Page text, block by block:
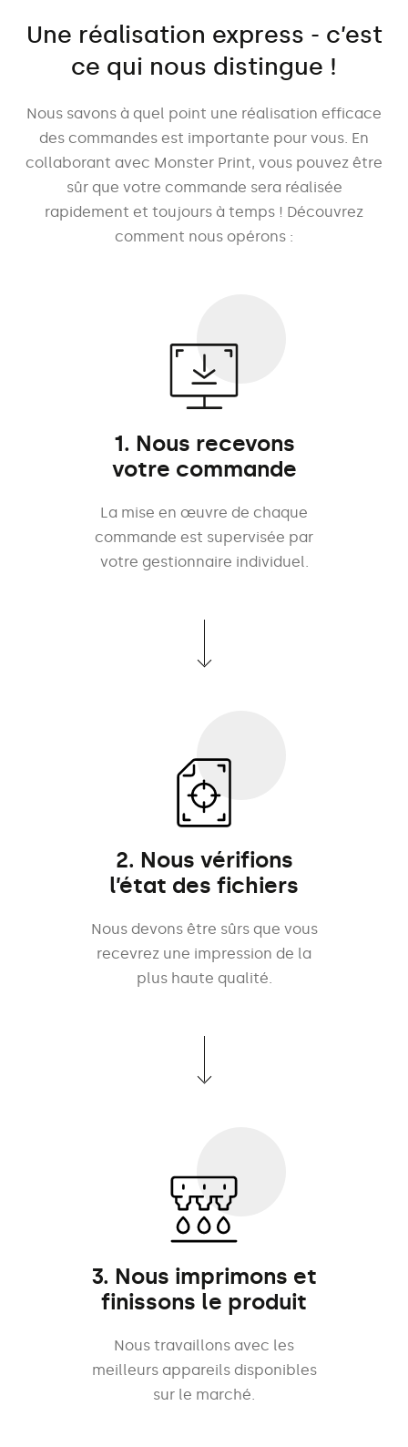
Une réalisation express - c’est
ce qui nous distingue !
Nous savons à quel point une réalisation efficace
des commandes est importante pour vous. En
collaborant avec Monster Print, vous pouvez être
sûr que votre commande sera réalisée
rapidement et toujours à temps ! Découvrez
comment nous opérons :
1. Nous recevons
votre commande
La mise en œuvre de chaque
commande est supervisée par
votre gestionnaire individuel.
2. Nous vérifions
l’état des fichiers
Nous devons être sûrs que vous
recevrez une impression de la
plus haute qualité.
3. Nous imprimons et
finissons le produit
Nous travaillons avec les
meilleurs appareils disponibles
sur le marché.